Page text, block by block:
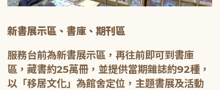
新書展示區、書庫、期刊區
服務台前為新書展示區，再往前即可到書庫
區，藏書約25萬冊，並提供當期雜誌約92種，
以「移居文化」為館舍定位，主題書展及活動